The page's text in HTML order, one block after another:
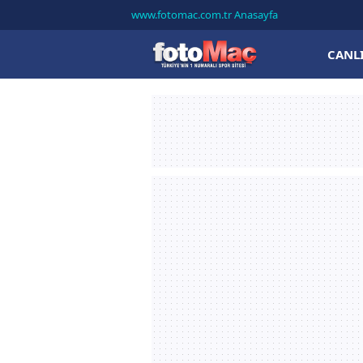
www.fotomac.com.tr Anasayfa